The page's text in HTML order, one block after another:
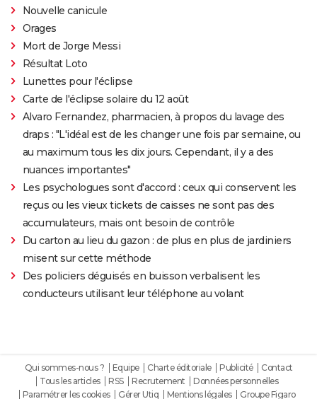
Nouvelle canicule
Orages
Mort de Jorge Messi
Résultat Loto
Lunettes pour l'éclipse
Carte de l'éclipse solaire du 12 août
Alvaro Fernandez, pharmacien, à propos du lavage des
draps : "L'idéal est de les changer une fois par semaine, ou
au maximum tous les dix jours. Cependant, il y a des
nuances importantes"
Les psychologues sont d'accord : ceux qui conservent les
reçus ou les vieux tickets de caisses ne sont pas des
accumulateurs, mais ont besoin de contrôle
Du carton au lieu du gazon : de plus en plus de jardiniers
misent sur cette méthode
Des policiers déguisés en buisson verbalisent les
conducteurs utilisant leur téléphone au volant
Qui sommes-nous ? Equipe Charte éditoriale Publicité
Contact
Tous les articles
RSS Recrutement
Données personnelles
Paramétrer les cookies
Gérer Utiq Mentions légales Groupe Figaro